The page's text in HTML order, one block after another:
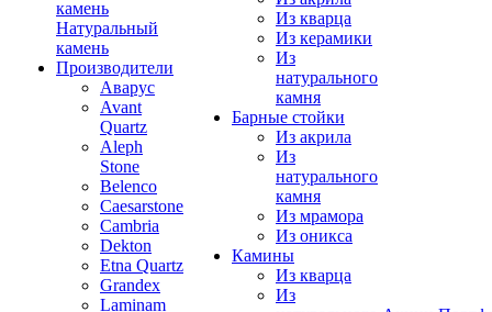
камень
Натуральный
камень
Производители
Аварус
Avant
Quartz
Aleph
Stone
Belenco
Caesarstone
Cambria
Dekton
Etna Quartz
Grandex
Laminam
Из кварца
Из керамики
Из
натурального
камня
Барные стойки
Из акрила
Из
натурального
камня
Из мрамора
Из оникса
Камины
Из кварца
Из